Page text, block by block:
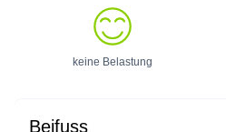
keine Belastung
Beifuss